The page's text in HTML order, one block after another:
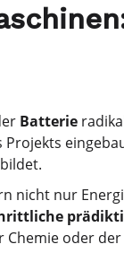
Batterie
nur
oder